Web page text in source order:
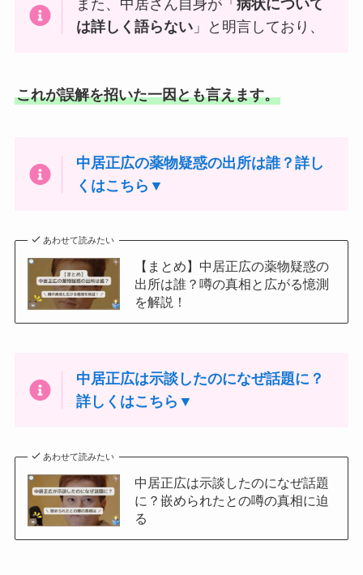
また、中居さん自身が「病状について
は詳しく語らない 」と明言しており、
これが誤解を招いた一因とも言えます。
中居正広の薬物疑惑の出所は誰？詳し
くはこちら▼
あわせて読みたい
【まとめ】中居正広の薬物疑惑の
出所は誰？噂の真相と広がる憶測
を解説！
中居正広は示談したのになぜ話題に？
詳しくはこちら▼
あわせて読みたい
中居正広は示談したのになぜ話題
に？嵌められたとの噂の真相に迫
る